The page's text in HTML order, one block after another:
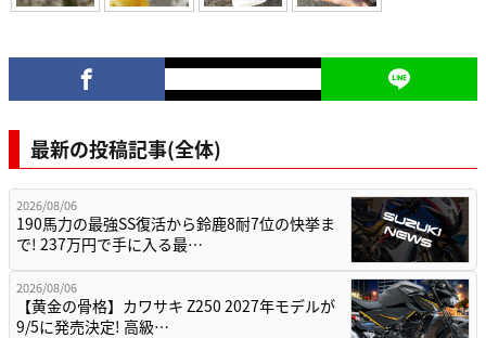
最新の投稿記事(全体)
2026/08/06
190馬力の最強SS復活から鈴鹿8耐7位の快挙ま
で! 237万円で手に入る最…
2026/08/06
【黄金の骨格】カワサキ Z250 2027年モデルが
9/5に発売決定! 高級…